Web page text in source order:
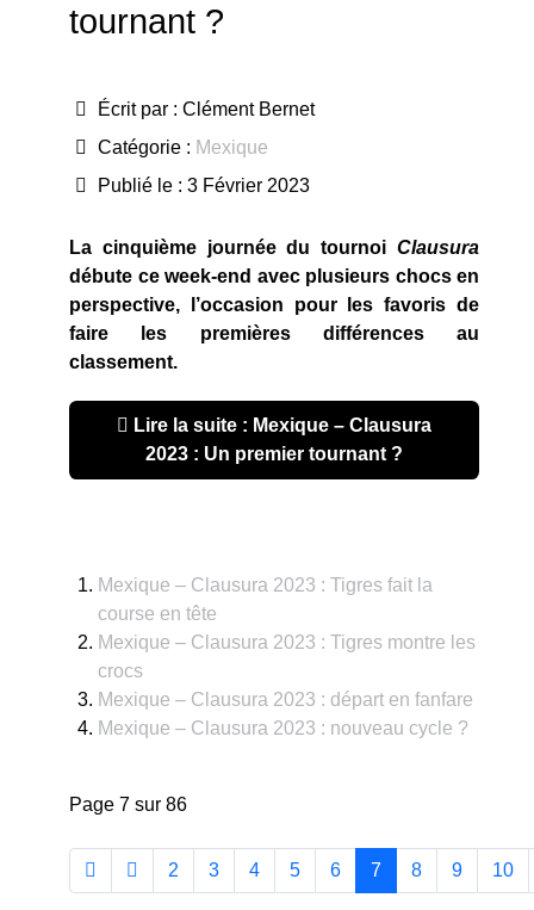
tournant ?
Écrit par : Clément Bernet
Catégorie : Mexique
Publié le : 3 Février 2023
La cinquième journée du tournoi Clausura
débute ce week-end avec plusieurs chocs en
perspective, l’occasion pour les favoris de
faire les premières différences au
classement.
Lire la suite : Mexique – Clausura
2023 : Un premier tournant ?
Mexique – Clausura 2023 : Tigres fait la
course en tête
Mexique – Clausura 2023 : Tigres montre les
crocs
Mexique – Clausura 2023 : départ en fanfare
Mexique – Clausura 2023 : nouveau cycle ?
Page 7 sur 86
2 3 4 5 6 7 8 9 10